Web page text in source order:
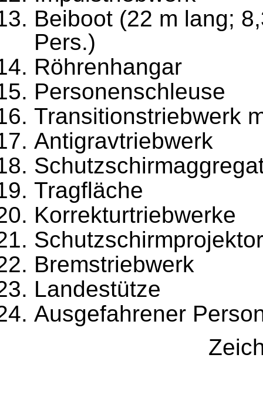
Beiboot (22 m lang;
Pers.)
Röhrenhangar
Personenschleuse
Transitionstriebwerk
Antigravtriebwerk
Tragfläche
Korrekturtriebwerke
Bremstriebwerk
Landestütze
Ausgefahrener